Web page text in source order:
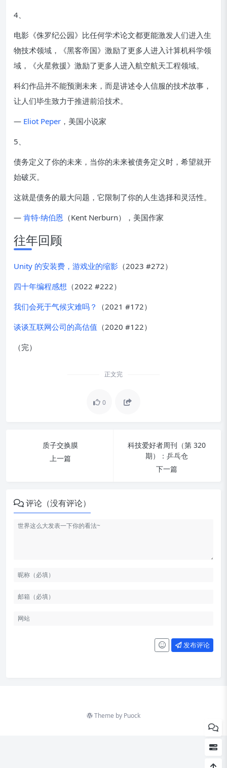
4、
电影《侏罗纪公园》比任何学术论文都更能激发人们进入生
物技术领域，《黑客帝国》激励了更多人进入计算机科学领
域，《火星救援》激励了更多人进入航空航天工程领域。
科幻作品并不能预测未来，而是讲述令人信服的技术故事，
让人们毕生致力于推进前沿技术。
— Eliot Peper ，美国小说家
5、
债务定义了你的未来，当你的未来被债务定义时，希望就开
始破灭。
这就是债务的最大问题，它限制了你的人生选择和灵活性。
— 肯特·纳伯恩 （Kent Nerburn），美国作家
往年回顾
Unity 的安装费，游戏业的缩影 （2023 #272）
四十年编程感想 （2022 #222）
我们会死于气候灾难吗？
（2021 #172）
谈谈互联网公司的高估值 （2020 #122）
（完）
正文完
0
质子交换膜
上一篇
科技爱好者周刊（第 320
期）：乒乓仓
下一篇
评论（没有评论）
发布评论
言论
Theme by Puock